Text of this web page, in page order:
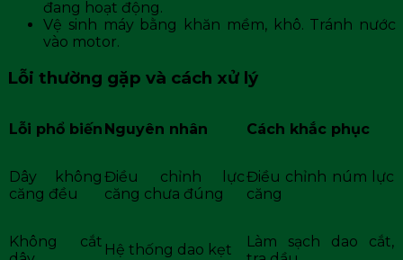
đang hoạt động.
Vệ sinh máy bằng khăn mềm, khô. Tránh nước
vào motor.
Lỗi thường gặp và cách xử lý
Lỗi phổ biến Nguyên nhân Cách khắc phục
Dây không
căng đều
Điều chỉnh lực
căng chưa đúng
Điều chỉnh núm lực
căng
Không cắt Hệ thống dao kẹt
Làm sạch dao cắt,